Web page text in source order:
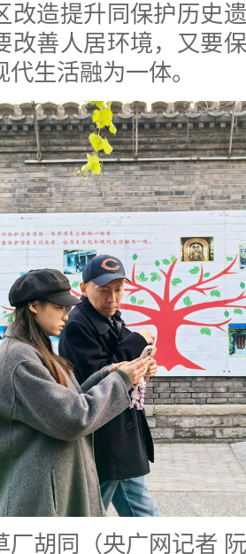
改造提升同保护历史
改善人居环境，又要
生活融为一体。
厂胡同（央广网记者